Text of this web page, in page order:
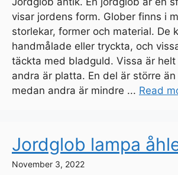
visar jordens form. Glober finns i
storlekar, former och material. De
handmålade eller tryckta, och
täckta med bladguld. Vissa är
andra är platta. En del är större
medan andra är mindre ... Read
Jordglob lampa
November 3, 2022